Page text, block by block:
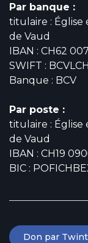
Par banque :
titulaire :
de Vaud
IBAN : CH62
SWIFT :
Banque : BCV
Par poste :
titulaire :
de Vaud
IBAN : CH19
BIC :
Don par Twint